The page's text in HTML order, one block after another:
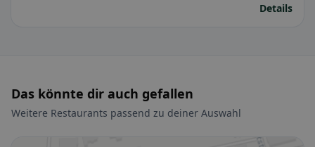
Details
Das könnte dir auch gefallen
Weitere Restaurants passend zu deiner Auswahl